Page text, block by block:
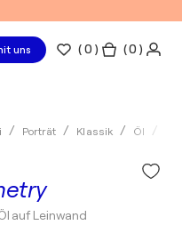
uns (0 ) ( 0 )
Porträt Klassik Öl
auf Leinwand